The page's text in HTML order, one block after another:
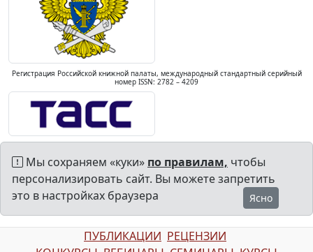
Регистрация Российской книжной палаты, международный стандартный серийный
номер ISSN: 2782 – 4209
Мы сохраняем «куки» по правилам, чтобы
персонализировать сайт. Вы можете запретить
это в настройках браузера
Ясно
ПУБЛИКАЦИИ РЕЦЕНЗИИ